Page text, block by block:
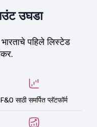
उघडा
भारताचे पहिले लिस्टेड
F&O साठी समर्पित प्लॅटफॉर्म